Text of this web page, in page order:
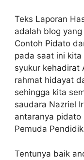
Teks Laporan
adalah blog
Contoh Pidato
pada saat ini
syukur kehadirat
rahmat hidayat
sehingga kita
saudara Nazriel
antaranya pidato
Pemuda
Tentunya baik